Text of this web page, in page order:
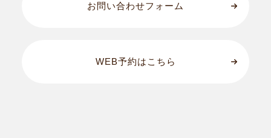
お問い合わせフォーム
WEB予約はこちら